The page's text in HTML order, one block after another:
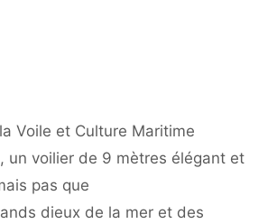
Voile et Culture Maritime
un voilier de 9 mètres élégant et
pas que
dieux de la mer et des